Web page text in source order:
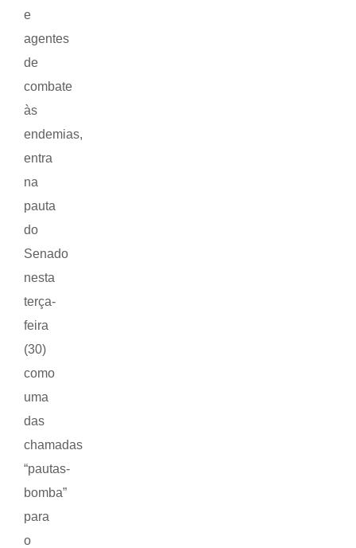
e
agentes
de
combate
às
endemias,
entra
na
pauta
do
Senado
nesta
terça-
feira
(30)
como
uma
das
chamadas
“pautas-
bomba”
para
o